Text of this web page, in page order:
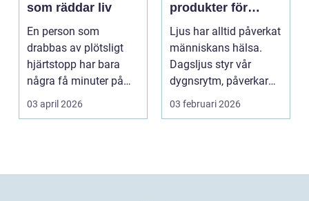
som räddar liv
En person som
drabbas av plötsligt
hjärtstopp har bara
några få minuter på
sig. För varje minut
utan...
03 april 2026
produkter för
hälsa och
välbefinnande
Ljus har alltid påverkat
människans hälsa.
Dagsljus styr vår
dygnsrytm, påverkar
humör, sömn och ene...
03 februari 2026